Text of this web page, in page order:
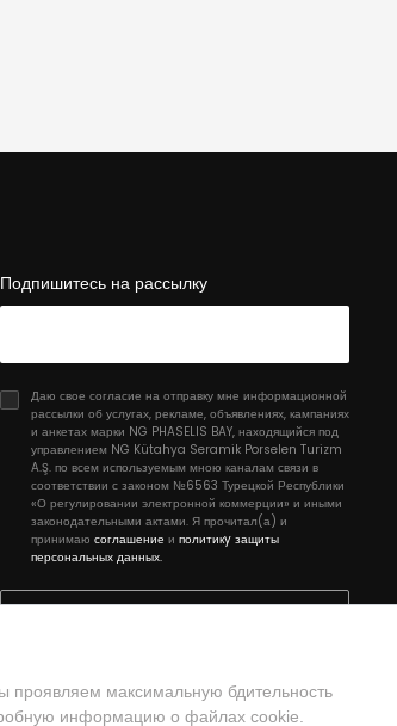
Подпишитесь на рассылку
Даю свое согласие на отправку мне информационной
рассылки об услугах, рекламе, объявлениях, кампаниях
и анкетах марки NG PHASELIS BAY, находящийся под
управлением NG Kütahya Seramik Porselen Turizm
A.Ş. по всем используемым мною каналам связи в
соответствии с законом №6563 Турецкой Республики
«О регулировании электронной коммерции» и иными
законодательными актами. Я прочитал(а) и
принимаю соглашение и политикy защиты
персональных данных.